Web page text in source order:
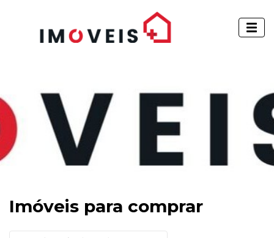
Imóveis para comprar